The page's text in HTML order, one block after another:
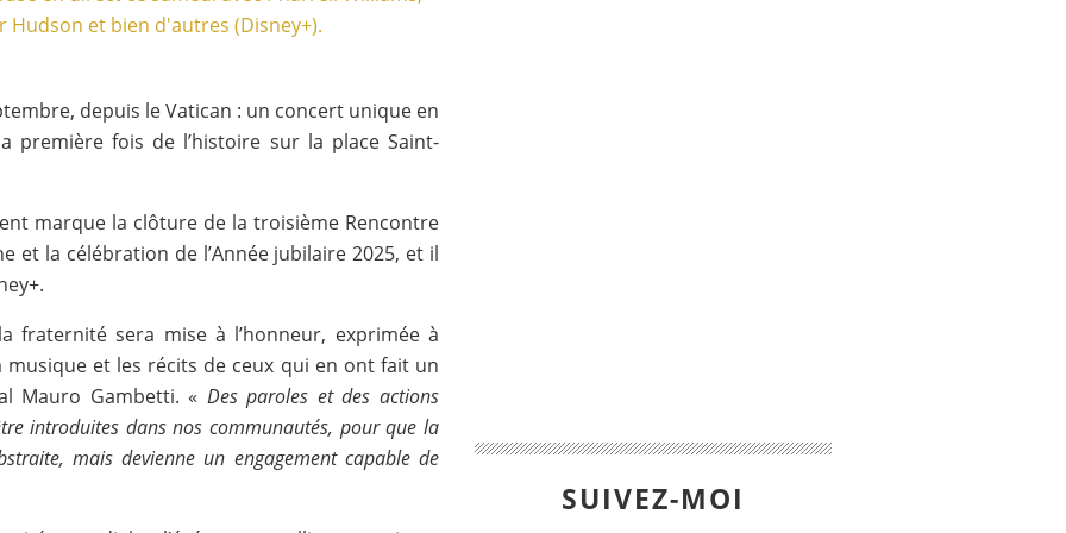
depuis le Vatican : un concert unique en
première fois de l’histoire sur la place Saint-
marque la clôture de la troisième Rencontre
et la célébration de l’Année jubilaire 2025, et il
fraternité sera mise à l’honneur, exprimée à
et les récits de ceux qui en ont fait un
Mauro Gambetti. « Des paroles et des actions
introduites dans nos communautés, pour que la
mais devienne un engagement capable de
SUIVEZ-MOI